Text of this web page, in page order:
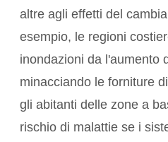
altre agli effetti del
esempio, le regioni
inondazioni da l'aumento
minacciando le forniture
gli abitanti delle zone a
rischio di malattie se i